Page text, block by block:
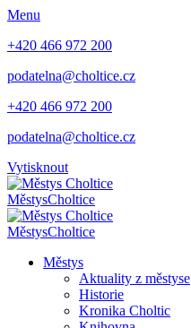
Menu
+420 466 972 200
podatelna@choltice.cz
+420 466 972 200
podatelna@choltice.cz
Vytisknout
MěstysCholtice
MěstysCholtice
Městys
Aktuality z městyse
Historie
Kronika Choltic